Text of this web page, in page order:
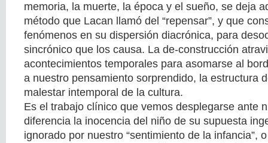
memoria, la muerte, la época y el sueño, se deja
método que Lacan llamó del “repensar”, y que
fenómenos en su dispersión diacrónica, para
sincrónico que los causa. La de-construcción
acontecimientos temporales para asomarse al
a nuestro pensamiento sorprendido, la estructura
malestar intemporal de la cultura.
Es el trabajo clínico que vemos desplegarse ante
diferencia la inocencia del niño de su supuesta
ignorado por nuestro “sentimiento de la infancia”,